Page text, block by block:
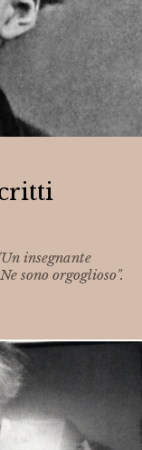
insegnante
sono orgoglioso".